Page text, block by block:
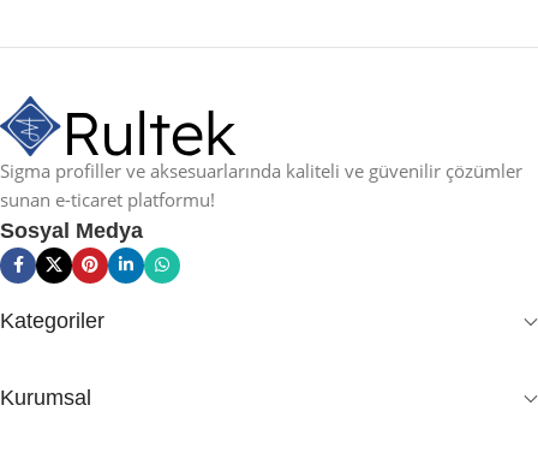
Sigma profiller ve aksesuarlarında kaliteli ve güvenilir çözümler
sunan e-ticaret platformu!
Sosyal Medya
Kategoriler
Kurumsal